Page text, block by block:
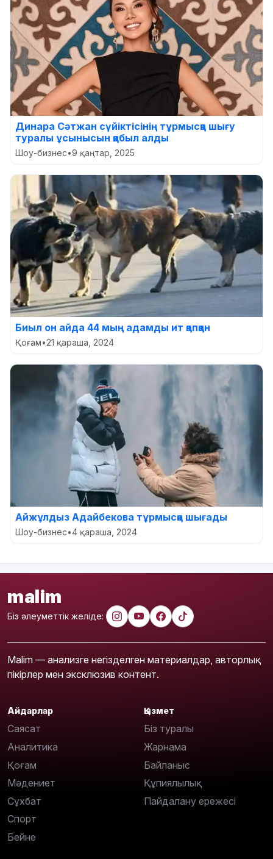
Динара Сәтжан сүйіктісінің тұрмысқа шығу
туралы ұсынысын қабыл алды
Шоу-бизнес•9 қаңтар, 2025
Биыл он айда 44 мың адамды ит қапқан
Қоғам•21 қараша, 2024
Айжұлдыз Адайбекова тұрмысқа шығады
Шоу-бизнес•4 қараша, 2024
malim
Біз әлеуметтік желіде:
Malim — анализге негізделген материалдар, авторлық
пікірлер мен эксклюзив контент.
Айдарлар
Саясат
Аналитика
Қоғам
Мәдениет
Сұхбат
Спорт
Бейне
Қызмет
Біз туралы
Жарнама
Байланыс
Құпиялылық
Пайдалану ережесі